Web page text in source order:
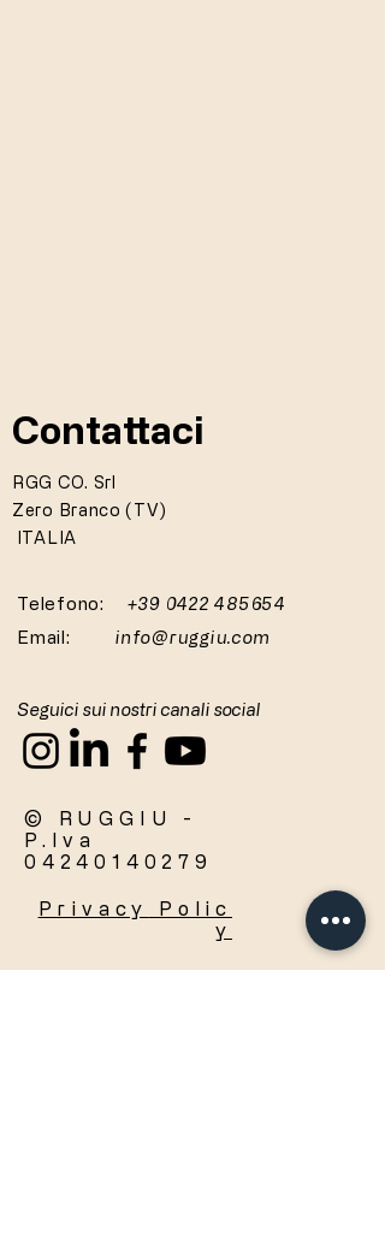
Contattaci
RGG CO. Srl
Zero Branco (TV)
ITALIA
Telefono:
+39 0422 485654
Email: info@ruggiu.com
Seguici sui nostri canali social
© RUGGIU -
P.Iva
04240140279
Privacy
Polic
y